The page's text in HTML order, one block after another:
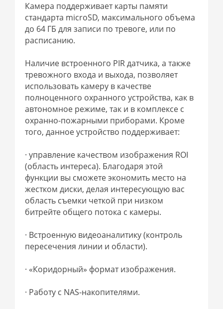
Камера поддерживает карты памяти
стандарта microSD, максимального объема
до 64 ГБ для записи по тревоге, или по
расписанию.
Наличие встроенного PIR датчика, а также
тревожного входа и выхода, позволяет
использовать камеру в качестве
полноценного охранного устройства, как в
автономное режиме, так и в комплексе с
охранно-пожарными приборами. Кроме
того, данное устройство поддерживает:
· управление качеством изображения ROI
(область интереса). Благодаря этой
функции вы сможете экономить место на
жестком диски, делая интересующую вас
область съемки четкой при низком
битрейте общего потока с камеры.
· Встроенную видеоаналитику (контроль
пересечения линии и области).
· «Коридорный» формат изображения.
· Работу с NAS-накопителями.